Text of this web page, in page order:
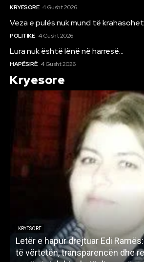
KRYESORE 4 Gusht 2026
Veza e pulës nuk mund të
POLITIKË 4 Gusht 2026
Lura nuk është lënë në harresë…
HAPËSIRË 4 Gusht 2026
Kryesore
KRYESORE
Letër e hapur drejtuar Edi
të vërtetën, transparencën dhe